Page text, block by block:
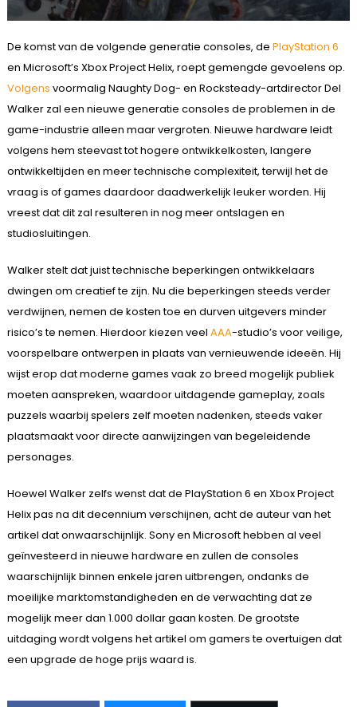
De komst van de volgende generatie consoles, de PlayStation 6
en Microsoft’s Xbox Project Helix, roept gemengde gevoelens op.
Volgens voormalig Naughty Dog- en Rocksteady-artdirector Del
Walker zal een nieuwe generatie consoles de problemen in de
game-industrie alleen maar vergroten. Nieuwe hardware leidt
volgens hem steevast tot hogere ontwikkelkosten, langere
ontwikkeltijden en meer technische complexiteit, terwijl het de
vraag is of games daardoor daadwerkelijk leuker worden. Hij
vreest dat dit zal resulteren in nog meer ontslagen en
studiosluitingen.
Walker stelt dat juist technische beperkingen ontwikkelaars
dwingen om creatief te zijn. Nu die beperkingen steeds verder
verdwijnen, nemen de kosten toe en durven uitgevers minder
risico’s te nemen. Hierdoor kiezen veel AAA-studio’s voor veilige,
voorspelbare ontwerpen in plaats van vernieuwende ideeën. Hij
wijst erop dat moderne games vaak zo breed mogelijk publiek
moeten aanspreken, waardoor uitdagende gameplay, zoals
puzzels waarbij spelers zelf moeten nadenken, steeds vaker
plaatsmaakt voor directe aanwijzingen van begeleidende
personages.
Hoewel Walker zelfs wenst dat de PlayStation 6 en Xbox Project
Helix pas na dit decennium verschijnen, acht de auteur van het
artikel dat onwaarschijnlijk. Sony en Microsoft hebben al veel
geïnvesteerd in nieuwe hardware en zullen de consoles
waarschijnlijk binnen enkele jaren uitbrengen, ondanks de
moeilijke marktomstandigheden en de verwachting dat ze
mogelijk meer dan 1.000 dollar gaan kosten. De grootste
uitdaging wordt volgens het artikel om gamers te overtuigen dat
een upgrade de hoge prijs waard is.